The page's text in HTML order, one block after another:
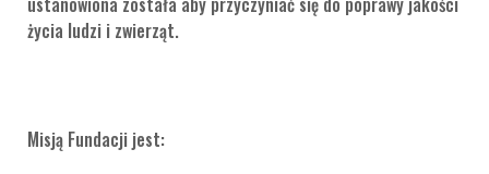
życia ludzi i zwierząt.
Misją Fundacji jest: